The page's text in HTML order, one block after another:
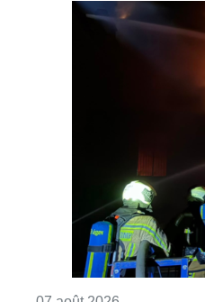
Consulter
À Bruxelles, le
des lieux
exceptionnel, il